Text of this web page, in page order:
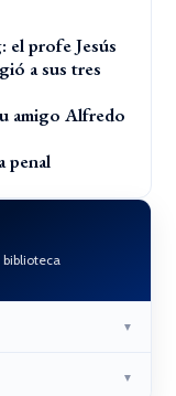
el profe Jesús
a sus tres
amigo Alfredo
penal
▼
▼